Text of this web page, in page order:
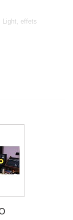
Light, effets